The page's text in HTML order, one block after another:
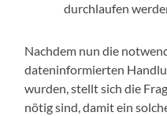
durchlaufen
Nachdem nun die
dateninformierten
wurden, stellt sich die
nötig sind, damit ein